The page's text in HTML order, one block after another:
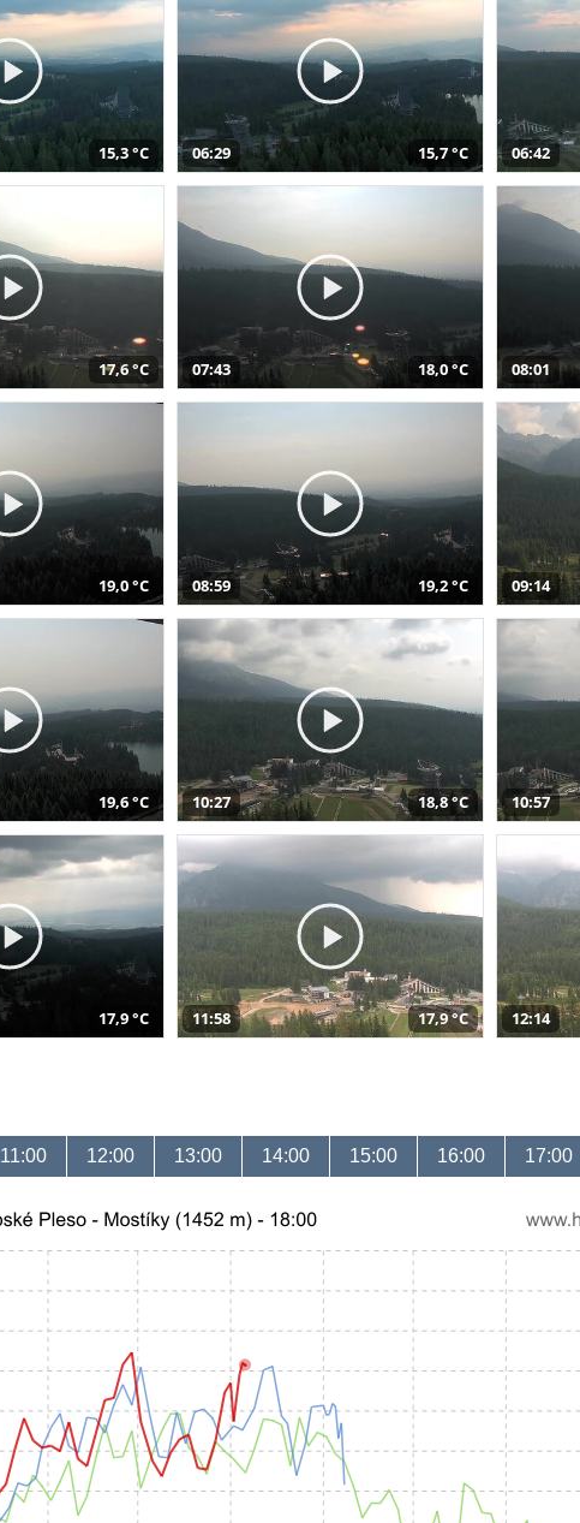
15,3 °C 06:29 15,7 °C 06:42
17,6 °C 07:43 18,0 °C 08:01
19,0 °C 08:59 19,2 °C 09:14
19,6 °C 10:27 18,8 °C 10:57
17,9 °C 11:58 17,9 °C 12:14
11:00 12:00 13:00 14:00 15:00 16:00 17:00